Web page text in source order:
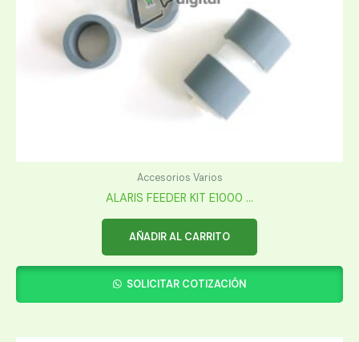
Accesorios Varios
ALARIS FEEDER KIT E1000 ...
AÑADIR AL CARRITO
SOLICITAR COTIZACIÓN